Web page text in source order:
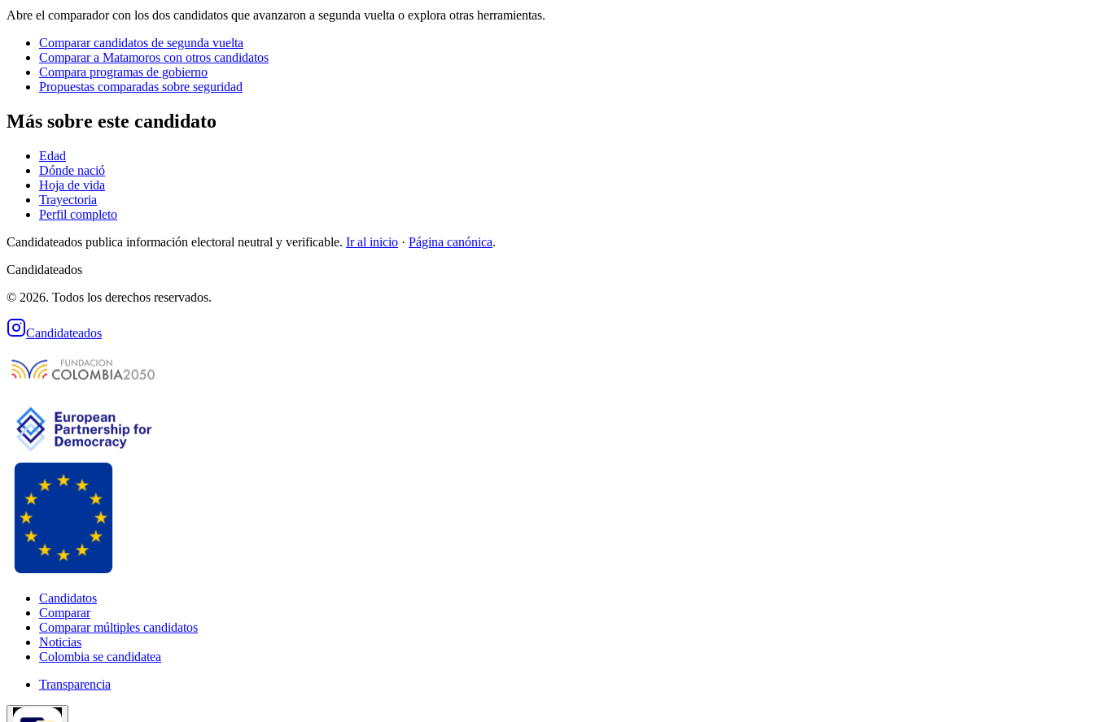
Abre el comparador con los dos candidatos que avanzaron a segunda vuelta o explora otras herramientas.
Comparar candidatos de segunda vuelta
Comparar a Matamoros con otros candidatos
Compara programas de gobierno
Propuestas comparadas sobre seguridad
Más sobre este candidato
Edad
Dónde nació
Hoja de vida
Trayectoria
Perfil completo
Candidateados publica información electoral neutral y verificable. Ir al inicio · Página canónica.
Candidateados
© 2026. Todos los derechos reservados.
Candidateados
Candidatos
Comparar
Comparar múltiples candidatos
Noticias
Colombia se candidatea
Transparencia